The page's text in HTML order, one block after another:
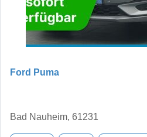
Ford Puma
Bad Nauheim, 61231